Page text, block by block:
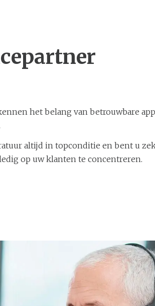
het belang van betrouwbare
altijd in topconditie en bent u
op uw klanten te concentreren.